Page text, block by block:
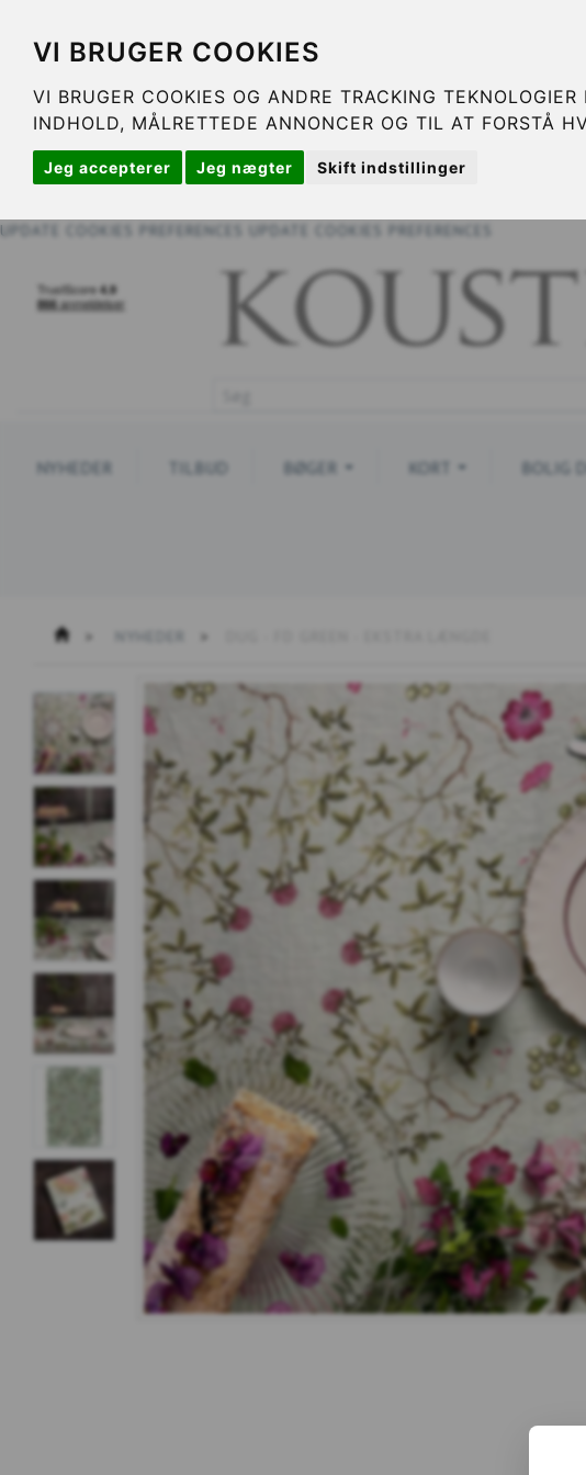
VI BRUGER COOKIES
VI BRUGER COOKIES OG ANDRE TRACKING
INDHOLD, MÅLRETTEDE ANNONCER OG TIL AT FORSTÅ
Jeg accepterer Jeg nægter Skift indstillinger
UPDATE COOKIES PREFERENCES UPDATE COOKIES PREFERENCES
NYHEDER TILBUD BØGER KORT BOLIG